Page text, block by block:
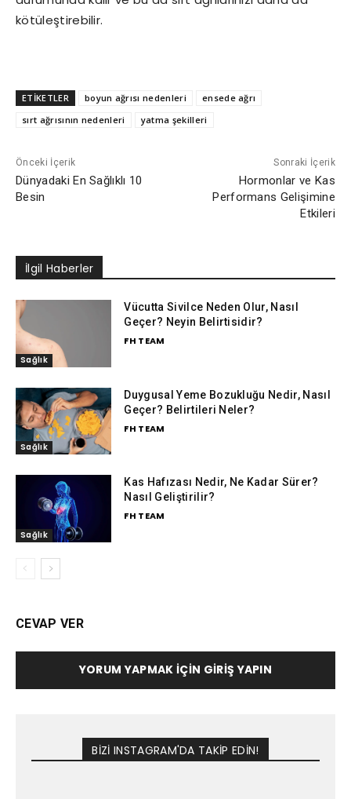
kötüleştirebilir.
ETİKETLER boyun ağrısı nedenleri
ensede ağrı
sırt ağrısının nedenleri
yatma şekilleri
Önceki İçerik
Dünyadaki En Sağlıklı 10
Besin
Sonraki İçerik
Hormonlar ve Kas
Performans Gelişimine
Etkileri
İlgil Haberler
Sağlık
Vücutta Sivilce Neden Olur, Nasıl
Geçer? Neyin Belirtisidir?
FH TEAM
Sağlık
Duygusal Yeme Bozukluğu Nedir, Nasıl
Geçer? Belirtileri Neler?
FH TEAM
Sağlık
Kas Hafızası Nedir, Ne Kadar Sürer?
Nasıl Geliştirilir?
FH TEAM
CEVAP VER
YORUM YAPMAK İÇIN GIRIŞ YAPIN
BİZİ INSTAGRAM'DA TAKİP EDİN!